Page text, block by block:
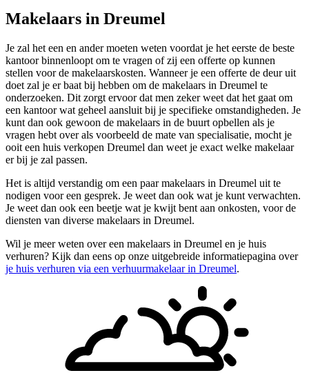
Makelaars in Dreumel
Je zal het een en ander moeten weten voordat je het eerste de beste
kantoor binnenloopt om te vragen of zij een offerte op kunnen
stellen voor de makelaarskosten. Wanneer je een offerte de deur uit
doet zal je er baat bij hebben om de makelaars in Dreumel te
onderzoeken. Dit zorgt ervoor dat men zeker weet dat het gaat om
een kantoor wat geheel aansluit bij je specifieke omstandigheden. Je
kunt dan ook gewoon de makelaars in de buurt opbellen als je
vragen hebt over als voorbeeld de mate van specialisatie, mocht je
ooit een huis verkopen Dreumel dan weet je exact welke makelaar
er bij je zal passen.
Het is altijd verstandig om een paar makelaars in Dreumel uit te
nodigen voor een gesprek. Je weet dan ook wat je kunt verwachten.
Je weet dan ook een beetje wat je kwijt bent aan onkosten, voor de
diensten van diverse makelaars in Dreumel.
Wil je meer weten over een makelaars in Dreumel en je huis
verhuren? Kijk dan eens op onze uitgebreide informatiepagina over
je huis verhuren via een verhuurmakelaar in Dreumel.